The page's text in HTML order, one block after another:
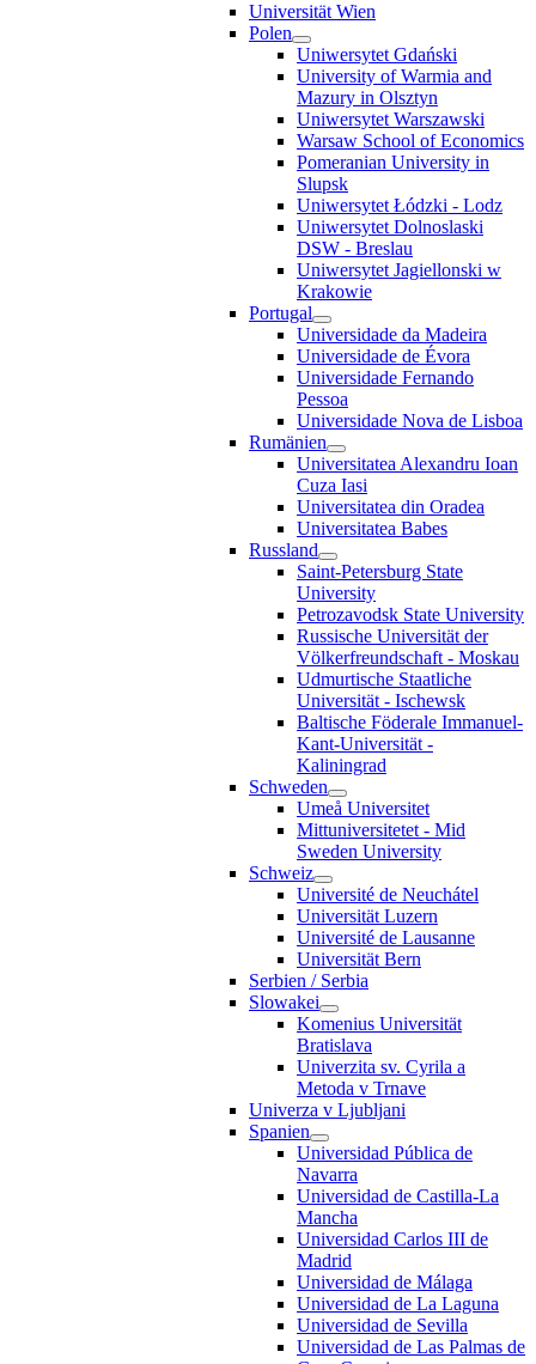
Universität Wien
Polen
Uniwersytet Gdański
University of Warmia and
Mazury in Olsztyn
Uniwersytet Warszawski
Warsaw School of Economics
Pomeranian University in
Slupsk
Uniwersytet Łódzki - Lodz
Uniwersytet Dolnoslaski
DSW - Breslau
Uniwersytet Jagiellonski w
Krakowie
Portugal
Universidade da Madeira
Universidade de Évora
Universidade Fernando
Pessoa
Universidade Nova de Lisboa
Rumänien
Universitatea Alexandru Ioan
Cuza Iasi
Universitatea din Oradea
Universitatea Babes
Russland
Saint-Petersburg State
University
Petrozavodsk State University
Russische Universität der
Völkerfreundschaft - Moskau
Udmurtische Staatliche
Universität - Ischewsk
Baltische Föderale Immanuel-
Kant-Universität -
Kaliningrad
Schweden
Umeå Universitet
Mittuniversitetet - Mid
Sweden University
Schweiz
Université de Neuchátel
Universität Luzern
Université de Lausanne
Universität Bern
Serbien / Serbia
Slowakei
Komenius Universität
Bratislava
Univerzita sv. Cyrila a
Metoda v Trnave
Univerza v Ljubljani
Spanien
Universidad Pública de
Navarra
Universidad de Castilla-La
Mancha
Universidad Carlos III de
Madrid
Universidad de Málaga
Universidad de La Laguna
Universidad de Sevilla
Universidad de Las Palmas de